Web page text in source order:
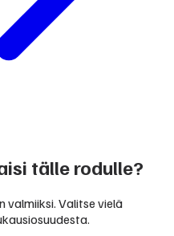
tälle rodulle?
valmiiksi. Valitse vielä